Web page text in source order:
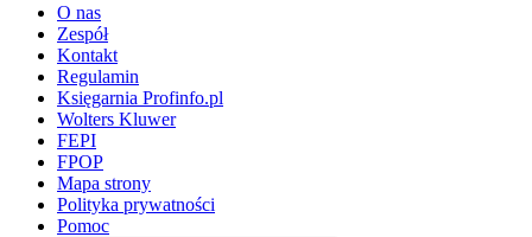
O nas
Zespół
Kontakt
Regulamin
Księgarnia Profinfo.pl
Wolters Kluwer
FEPI
FPOP
Mapa strony
Polityka prywatności
Pomoc